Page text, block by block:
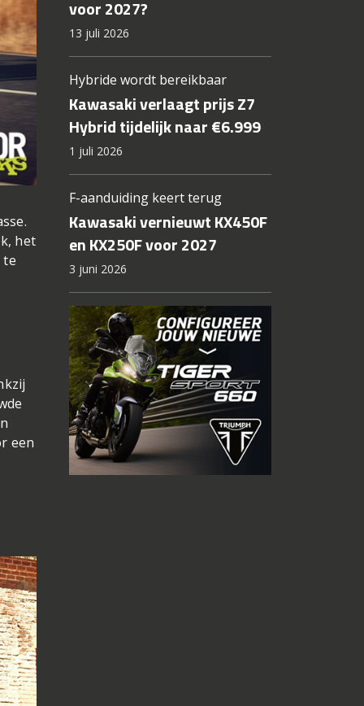
het
te
een
voor 2027?
13 juli 2026
Hybride wordt bereikbaar
Kawasaki verlaagt prijs Z7
Hybrid tijdelijk naar €6.999
1 juli 2026
F-aanduiding keert terug
Kawasaki vernieuwt KX450F
en KX250F voor 2027
3 juni 2026